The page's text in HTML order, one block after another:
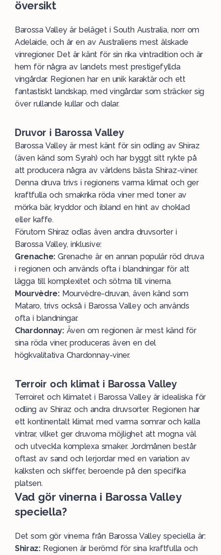
översikt
Barossa Valley är beläget iSouth Australia, norr om
Adelaide, och är en av Australiens mest älskade
vinregioner. Det är känt för sin rika vintradition och är
hem för några av landets mest prestigefyllda
vingårdar. Regionen har en unik karaktär och ett
fantastiskt landskap, med vingårdar som sträcker sig
över rullande kullar och dalar.
Druvor i Barossa Valley
Barossa Valley är mest känt för sin odling av Shiraz
(även känd som Syrah) och har byggt sitt rykte på
att producera några av världens bästaShiraz-viner.
Denna druva trivs i regionens varma klimat och ger
kraftfulla och smakrika röda viner med toner av
mörka bär, kryddor och ibland en hint av choklad
eller kaffe.
Förutom Shiraz odlas även andra druvsorter i
Barossa Valley, inklusive:
Grenache: Grenache är en annan populär röd druva
i regionen och används ofta i blandningar för att
lägga till komplexitet och sötma till vinerna.
Mourvèdre: Mourvèdre-druvan, även känd som
Mataro, trivs också i Barossa Valley och används
ofta i blandningar.
Chardonnay:Även om regionen är mest känd för
sina röda viner, produceras även en del
högkvalitativa Chardonnay-viner.
Terroir och klimat i Barossa Valley
Terroiret och klimatet i Barossa Valley är idealiska för
odling av Shiraz och andra druvsorter. Regionen har
ett kontinentalt klimat med varma somrar och kalla
vintrar, vilket ger druvorna möjlighet att mogna väl
och utveckla komplexa smaker. Jordmånen består
oftast av sand och lerjordar med en variation av
kalksten och skiffer, beroende på den specifika
platsen.
Vad gör vinerna i Barossa Valley
speciella?
Det som gör vinerna från Barossa Valley speciella är:
Shiraz:Regionen är berömd för sina kraftfulla och